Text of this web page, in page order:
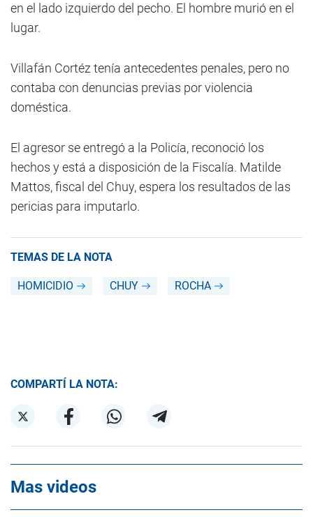
en el lado izquierdo del pecho. El hombre murió en el
lugar.
Villafán Cortéz tenía antecedentes penales, pero no
contaba con denuncias previas por violencia
doméstica.
El agresor se entregó a la Policía, reconoció los
hechos y está a disposición de la Fiscalía. Matilde
Mattos, fiscal del Chuy, espera los resultados de las
pericias para imputarlo.
TEMAS DE LA NOTA
HOMICIDIO CHUY ROCHA
COMPARTÍ LA NOTA:
Mas videos